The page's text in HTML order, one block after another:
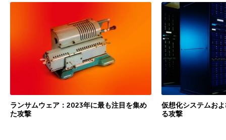
ランサムウェア：2023年に最も注目を集め
た攻撃
仮想化システムお
る攻撃